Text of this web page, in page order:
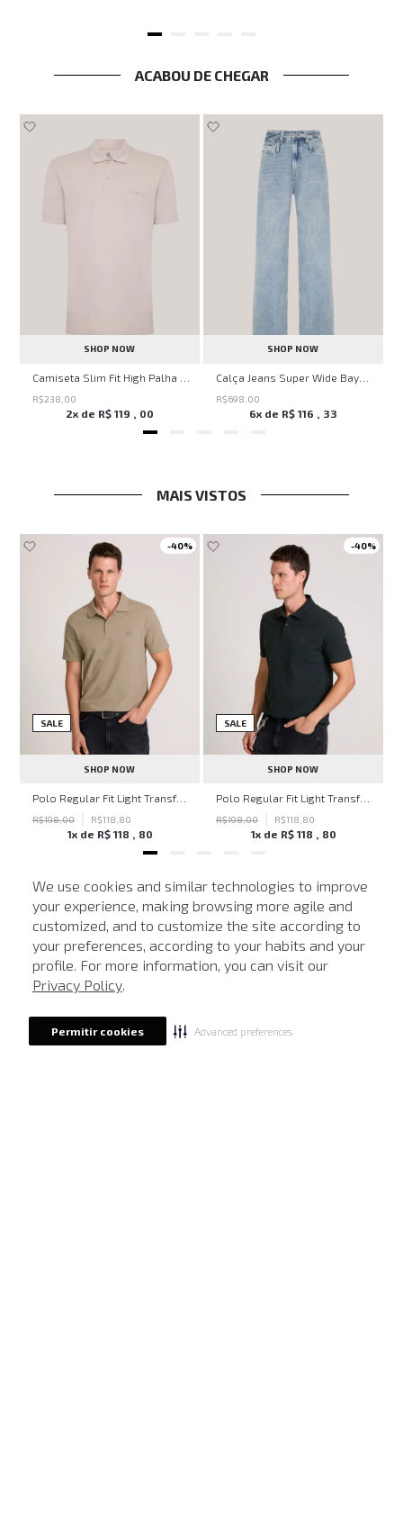
We use cookies and similar technologies to improve
your experience, making browsing more agile and
customized, and to customize the site according to
your preferences, according to your habits and your
profile. For more information, you can visit our
Privacy Policy.
Permitir cookies Advanced preferences
ACABOU DE CHEGAR
SHOP NOW
R$238 00
2x de R$ 119 , 00
SHOP NOW
R$698 00
6x de R$ 116 , 33
MAIS VISTOS
-40%
SALE
SHOP NOW
Polo Regular Fit Light Transfer Bege Médio John John Masculina
R$198,00 R$118 80
1x de R$ 118 80
-40%
SALE
SHOP NOW
Polo Regular Fit Light Transfer Verde Escuro John John Masculina
R$198,00 R$118 80
1x de R$ 118 80
NEWSLETTER
Cadastre seu e-mail para receber nossas novidades.
Eu li, estou ciente das condições de tratamento dos meus dados pessoais e forneço